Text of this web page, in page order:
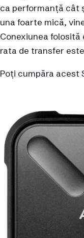
ca performanță cât
una foarte mică,
Conexiunea folosită
rata de transfer
Poți cumpăra acest